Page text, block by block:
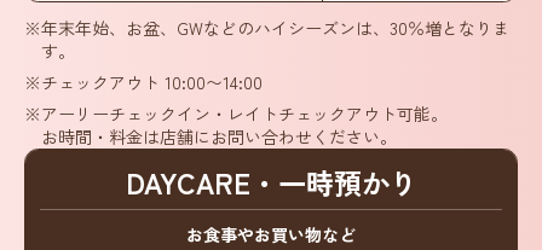
※年末年始、お盆、GWなどのハイシーズンは、30％増となりま
す。
※チェックアウト 10:00〜14:00
※アーリーチェックイン・レイトチェックアウト可能。
お時間・料金は店舗にお問い合わせください。
DAYCARE・一時預かり
お食事やお買い物など